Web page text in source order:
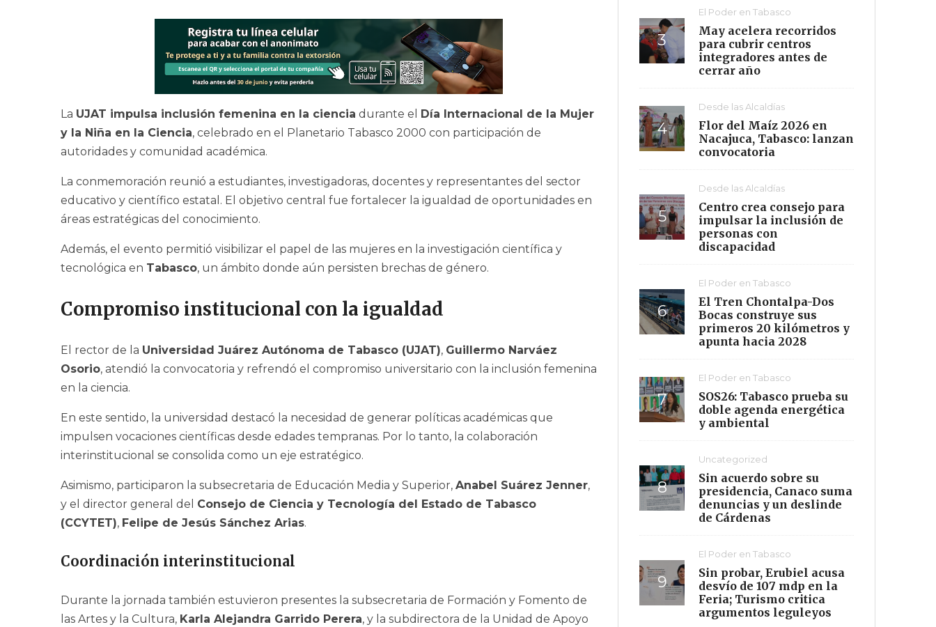
La UJAT impulsa inclusión femenina en la ciencia durante el
Día Internacional de la Mujer
y la Niña en la Ciencia, celebrado en el Planetario Tabasco 2000 con participación de
autoridades y comunidad académica.
La conmemoración reunió a estudiantes, investigadoras, docentes y representantes del sector
educativo y científico estatal. El objetivo central fue fortalecer la igualdad de oportunidades en
áreas estratégicas del conocimiento.
Además, el evento permitió visibilizar el papel de las mujeres en la investigación científica y
tecnológica en Tabasco, un ámbito donde aún persisten brechas de género.
Compromiso institucional con la igualdad
El rector de la Universidad Juárez Autónoma de Tabasco (UJAT), Guillermo Narváez
Osorio, atendió la convocatoria y refrendó el compromiso universitario con la inclusión femenina
en la ciencia.
En este sentido, la universidad destacó la necesidad de generar políticas académicas que
impulsen vocaciones científicas desde edades tempranas. Por lo tanto, la colaboración
interinstitucional se consolida como un eje estratégico.
Asimismo, participaron la subsecretaria de Educación Media y Superior, Anabel Suárez Jenner,
y el director general del Consejo de Ciencia y Tecnología del Estado de Tabasco
(CCYTET), Felipe de Jesús Sánchez Arias.
Coordinación interinstitucional
Durante la jornada también estuvieron presentes la subsecretaria de Formación y Fomento de
las Artes y la Cultura, Karla Alejandra Garrido Perera, y la subdirectora de la Unidad de Apoyo
El Poder en Tabasco
May acelera recorridos
para cubrir centros
integradores antes de
cerrar año
Desde las Alcaldías
Flor del Maíz 2026 en
Nacajuca, Tabasco: lanzan
convocatoria
Desde las Alcaldías
Centro crea consejo para
impulsar la inclusión de
personas con
discapacidad
El Poder en Tabasco
El Tren Chontalpa-Dos
Bocas construye sus
primeros 20 kilómetros y
apunta hacia 2028
El Poder en Tabasco
SOS26: Tabasco prueba su
doble agenda energética
y ambiental
Uncategorized
Sin acuerdo sobre su
presidencia, Canaco suma
denuncias y un deslinde
de Cárdenas
El Poder en Tabasco
Sin probar, Erubiel acusa
desvío de 107 mdp en la
Feria; Turismo critica
argumentos leguleyos